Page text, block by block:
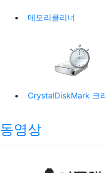
메모리클리너
동영상